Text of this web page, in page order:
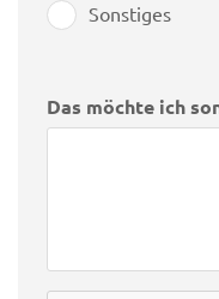
Sonstiges
Das möchte ich